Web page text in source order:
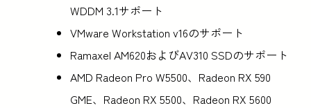
WDDM 3.1サポート
VMware Workstation v16のサポート
Ramaxel AM620およびAV310 SSDのサポート
AMD Radeon Pro W5500、Radeon RX 590
GME、Radeon RX 5500、Radeon RX 5600